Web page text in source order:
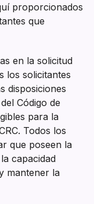
proporcionados
que
en la solicitud
los solicitantes
disposiciones
Código de
para la
Todos los
que poseen la
capacidad
mantener la